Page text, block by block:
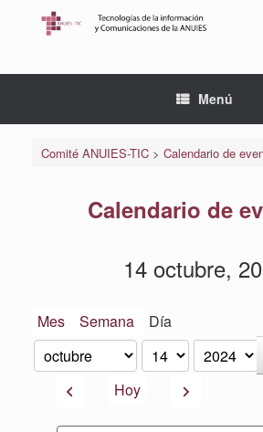
Menú
Comité ANUIES-TIC> Calendario de
Calendario de
14 octubre,
Mes Semana Día
Mes
Día
Año
AnteriorHoy Siguiente